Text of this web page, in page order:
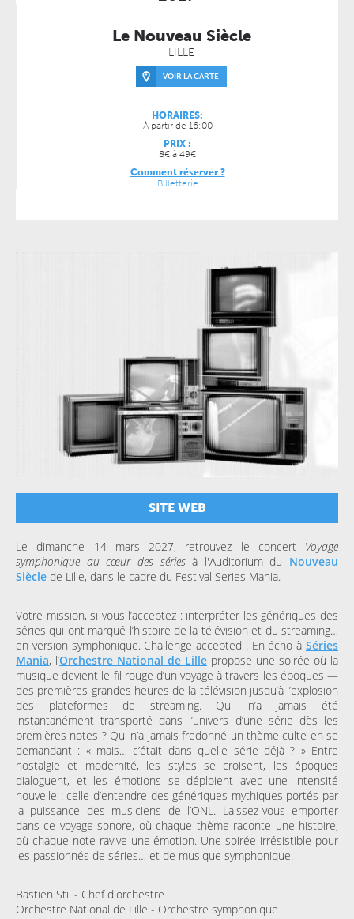
Le Nouveau Siècle
LILLE
VOIR LA CARTE
HORAIRES:
À partir de 16:00
PRIX :
8€ à 49€
Comment réserver ?
Billetterie
SITE WEB
Le dimanche 14 mars 2027, retrouvez le concert Voyage
symphonique au cœur des sériesà l'Auditorium du Nouveau
Siècle de Lille, dans le cadre du Festival Series Mania.
Votre mission, si vous l’acceptez : interpréter les génériques des
séries qui ont marqué l’histoire de la télévision et du streaming…
en version symphonique. Challenge accepted ! En écho à Séries
Mania, l’Orchestre National de Lille propose une soirée où la
musique devient le fil rouge d’un voyage à travers les époques —
des premières grandes heures de la télévision jusqu’à l’explosion
des plateformes de streaming. Qui n’a jamais été
instantanément transporté dans l’univers d’une série dès les
premières notes ? Qui n’a jamais fredonné un thème culte en se
demandant : « mais… c’était dans quelle série déjà ? » Entre
nostalgie et modernité, les styles se croisent, les époques
dialoguent, et les émotions se déploient avec une intensité
nouvelle : celle d’entendre des génériques mythiques portés par
la puissance des musiciens de l’ONL. Laissez-vous emporter
dans ce voyage sonore, où chaque thème raconte une histoire,
où chaque note ravive une émotion. Une soirée irrésistible pour
les passionnés de séries… et de musique symphonique.
Bastien Stil - Chef d'orchestre
Orchestre National de Lille - Orchestre symphonique